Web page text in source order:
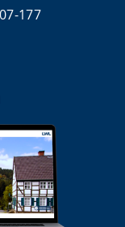
177